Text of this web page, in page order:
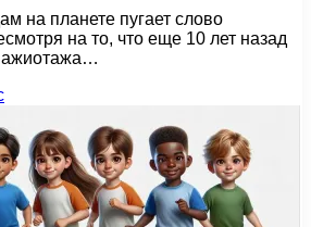
на планете пугает слово
на то, что еще 10 лет назад
ажиотажа…